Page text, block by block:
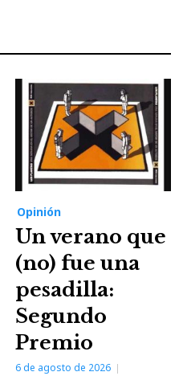
Opinión
Un verano que
(no) fue una
pesadilla:
Segundo
Premio
6 de agosto de 2026